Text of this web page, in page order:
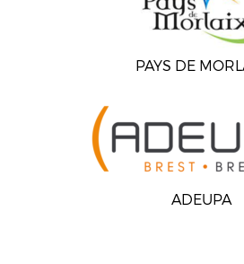
PAYS DE
ADEUPA